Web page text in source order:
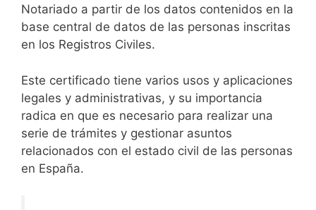
Notariado a partir de los datos contenidos en la
base central de datos de las personas inscritas
en los Registros Civiles.
Este certificado tiene varios usos y aplicaciones
legales y administrativas, y su importancia
radica en que es necesario para realizar una
serie de trámites y gestionar asuntos
relacionados con el estado civil de las personas
en España.